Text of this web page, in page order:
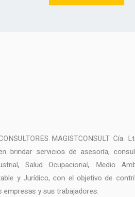
MAGISTCONSULT Cía.
brindar servicios de asesoría,
Salud Ocupacional, Medio
y Jurídico, con el objetivo de
empresas y sus trabajadores.